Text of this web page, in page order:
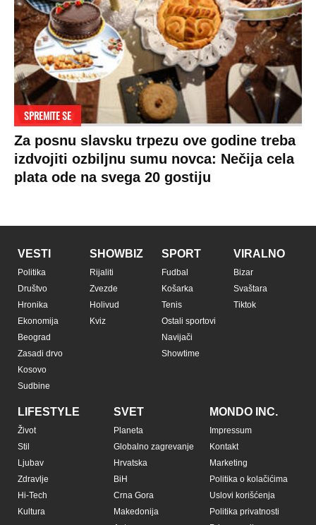
SPREMITE SE
Za posnu slavsku trpezu ove godine treba
izdvojiti ozbiljnu sumu novca: Nečija cela
plata ode na svega 20 gostiju
VESTI
Politika
Društvo
Hronika
Ekonomija
Beograd
Zasadi drvo
Kosovo
Sudbine
SHOWBIZ
Rijaliti
Zvezde
Holivud
Kviz
SPORT
Fudbal
Košarka
Tenis
Ostali sportovi
Navijači
Showtime
VIRALNO
Bizar
Svaštara
Tiktok
LIFESTYLE
Život
Stil
Ljubav
Zdravlje
Hi-Tech
Kultura
SVET
Planeta
Globalno zagrevanje
Hrvatska
BiH
Crna Gora
Makedonija
MONDO INC.
Impressum
Kontakt
Marketing
Politika o kolačićima
Uslovi korišćenja
Politika privatnosti